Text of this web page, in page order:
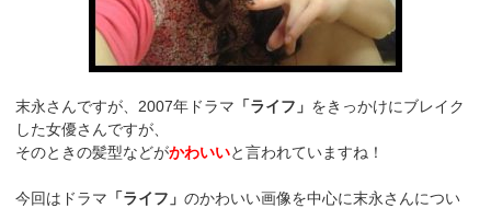
末永さんですが、2007年ドラマ 「ライフ」 をきっかけにブレイク
した女優さんですが、
そのときの髪型などがかわいいと言われていますね！
今回はドラマ 「ライフ」のかわいい画像を中心に末永さんについ